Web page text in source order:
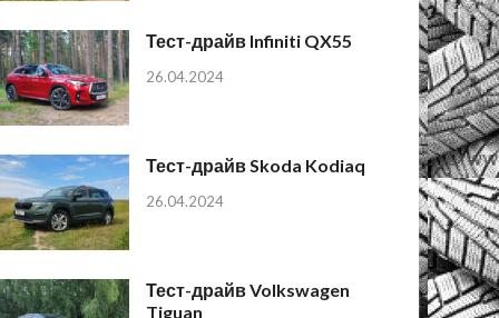
Тест-драйв Infiniti QX55
26.04.2024
Тест-драйв Skoda Kodiaq
26.04.2024
Тест-драйв Volkswagen
Tiguan